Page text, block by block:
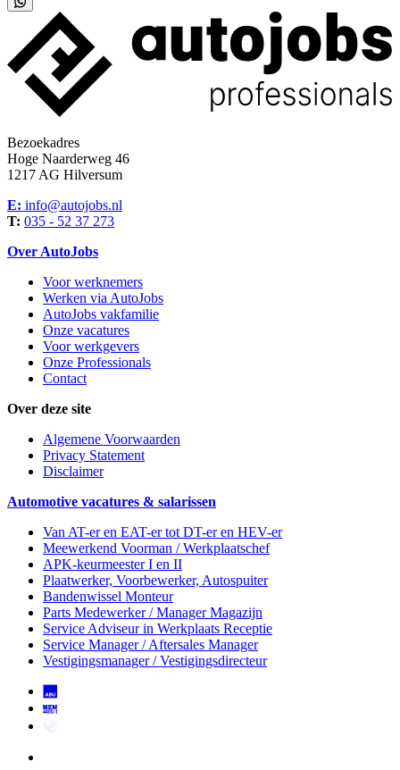
Bezoekadres
Hoge Naarderweg 46
1217 AG Hilversum
E: info@autojobs.nl
T: 035 - 52 37 273
Over AutoJobs
Voor werknemers
Werken via AutoJobs
AutoJobs vakfamilie
Onze vacatures
Voor werkgevers
Onze Professionals
Contact
Over deze site
Algemene Voorwaarden
Privacy Statement
Disclaimer
Automotive vacatures & salarissen
Van AT-er en EAT-er tot DT-er en HEV-er
Meewerkend Voorman / Werkplaatschef
APK-keurmeester I en II
Plaatwerker, Voorbewerker, Autospuiter
Bandenwissel Monteur
Parts Medewerker / Manager Magazijn
Service Adviseurin Werkplaats Receptie
Service Manager / Aftersales Manager
Vestigingsmanager / Vestigingsdirecteur